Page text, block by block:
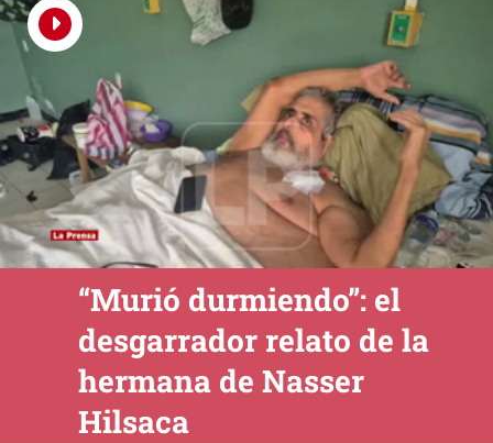
“Murió durmiendo”: el
desgarrador relato de la
hermana de Nasser
Hilsaca